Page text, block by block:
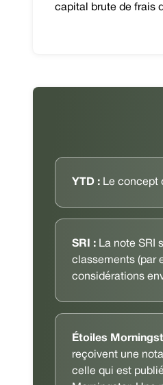
capital brute de frais
YTD : Le concept
SRI : La note SRI
classements (par
considérations
Étoiles
reçoivent une
celle qui est